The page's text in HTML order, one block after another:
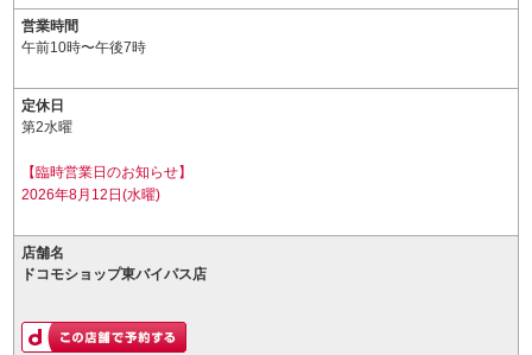
営業時間
午前10時〜午後7時
定休日
第2水曜
【臨時営業日のお知らせ】
2026年8月12日(水曜)
店舗名
ドコモショップ東バイパス店